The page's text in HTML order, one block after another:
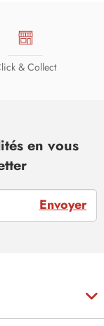
& Collect
en vous
Envoyer